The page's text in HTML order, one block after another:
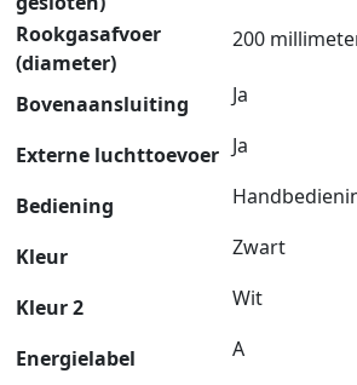
Rookgasafvoer
(diameter)
200
Bovenaansluiting Ja
Externe luchttoevoer Ja
Bediening
Kleur Zwart
Kleur 2 Wit
Energielabel A